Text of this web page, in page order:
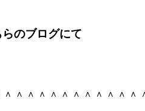
のブログにて
＾＾＾＾＾＾＾＾＾＾＾